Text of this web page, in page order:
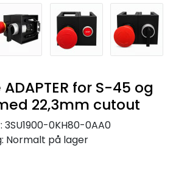
for S-45 og
22,3mm cutout
3SU1900-0KH80-0AA0
Normalt på lager